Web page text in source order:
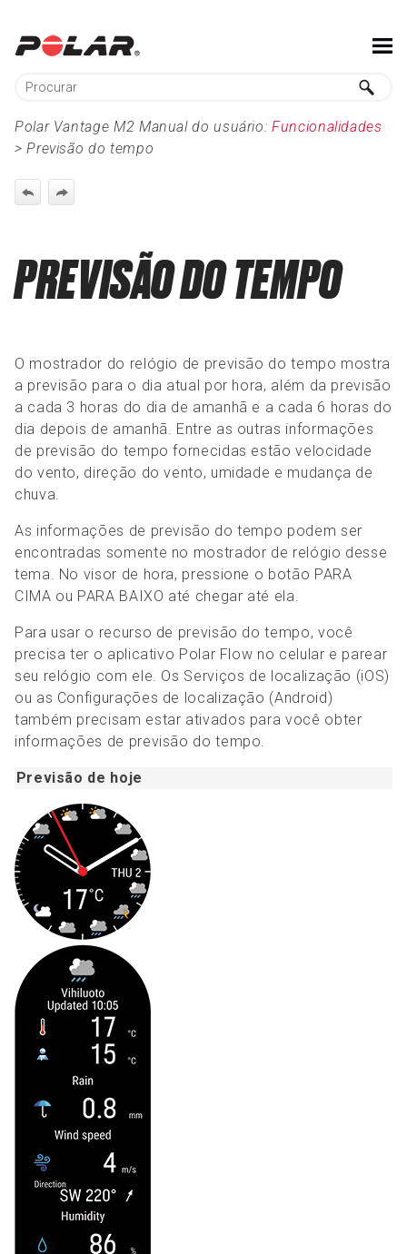
Ir para conteúdo principal
Polar Vantage M2 Manual do usuário:Funcionalidades
>Previsão do tempo
PREVISÃO DO TEMPO
O mostrador do relógio de previsão do tempo mostra
a previsão para o dia atual por hora, além da previsão
a cada 3 horas do dia de amanhã e a cada 6 horas do
dia depois de amanhã. Entre as outras informações
de previsão do tempo fornecidas estão velocidade
do vento, direção do vento, umidade e mudança de
chuva.
As informações de previsão do tempo podem ser
encontradas somente no mostrador de relógio desse
tema. No visor de hora, pressione o botão PARA
CIMA ou PARA BAIXO até chegar até ela.
Para usar o recurso de previsão do tempo, você
precisa ter o aplicativo Polar Flow no celular e parear
seu relógio com ele. Os Serviços de localização (iOS)
ou as Configurações de localização (Android)
também precisam estar ativados para você obter
informações de previsão do tempo.
Previsão de hoje